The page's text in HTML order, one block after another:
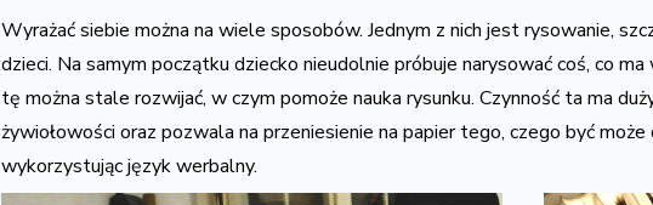
Wyrażać siebie można na wiele sposobów. Jednym z nich jest rysowanie,
dzieci. Na samym początku dziecko nieudolnie próbuje narysować coś, co
tę można stale rozwijać, w czym pomoże nauka rysunku. Czynność ta ma
żywiołowości oraz pozwala na przeniesienie na papier tego, czego być
wykorzystując język werbalny.